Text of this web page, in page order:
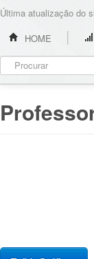
Última atualização do
HOME